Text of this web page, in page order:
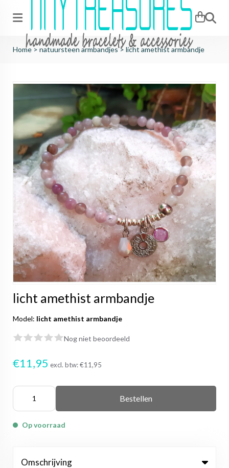
Zoeken
Home> natuursteen armbandjes> licht amethist armbandje
licht amethist armbandje
Model: licht amethist armbandje
Nog niet beoordeeld
€11,95 excl. btw:€11,95
Bestellen
Op voorraad
Omschrijving